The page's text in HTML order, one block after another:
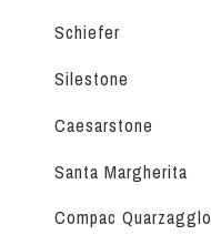
Schiefer
Silestone
Caesarstone
Santa Margherita
Compac Quarzagglo